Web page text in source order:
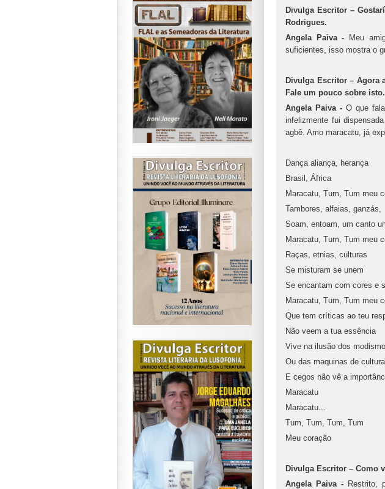
Divulga Escritor –
Rodrigues.
Angela Paiva - Meu
suficientes, isso mostra o
Divulga Escritor – Agora
Fale um pouco sobre isto.
Angela Paiva - O que
infelizmente fui
agbê. Amo maracatu, já
Dança aliança, herança
Brasil, África
Maracatu, Tum, Tum meu
Tambores, alfaias, ganzás,
Soam, entoam, um canto
Maracatu, Tum, Tum meu
Raças, etnias, culturas
Se misturam se unem
Se encantam com cores e
Maracatu, Tum, Tum meu
Que tem críticas ao teu
Não veem a tua essência
Vive na ilusão dos
Ou das maquinas de
E cegos não vê a
Maracatu
Maracatu...
Tum, Tum, Tum, Tum
Meu coração
Divulga Escritor – Como
Angela Paiva -Restrito,